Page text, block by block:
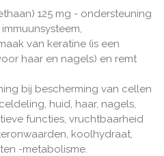
125 mg - ondersteuning
van keratine (is een
haar en nagels) en remt
bij bescherming van cellen
huid, haar, nagels,
functies, vruchtbaarheid
koolhydraat,
-metabolisme.